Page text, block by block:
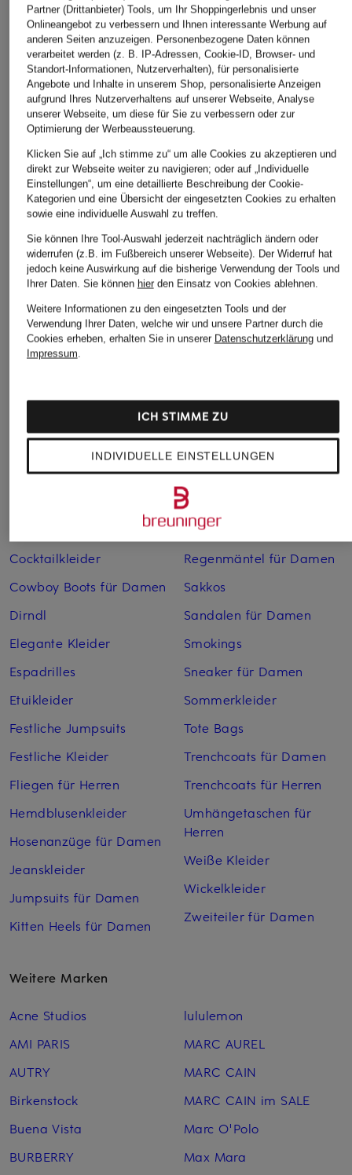
(THE MERCER) N.Y.
Hemdbluse aus
Leinen mit Lochspitze
CHF 209
Ursprünglich:CHF 269
lilienfels
Hemdbluse
CHF 109
Ursprünglich:CHF 199
Marc O'Polo
Leinen
CHF 60
Ursprünglich:CHF 119
Weitere Kategorien
Bademäntel für Herren
Bikinis für Damen
Cocktailkleider
Cowboy Boots für Damen
Dirndl
Elegante Kleider
Espadrilles
Etuikleider
Festliche Jumpsuits
Festliche Kleider
Fliegen für Herren
Hemdblusenkleider
Hosenanzüge für Damen
Jeanskleider
Jumpsuits für Damen
Kitten Heels für Damen
Lederjacken für Damen
Lederjacken für Herren
Leinenhosen für Herren
Leinenkleider
Maxikleider
Regenmäntel für Damen
Sakkos
Sandalen für Damen
Smokings
Sneaker für Damen
Sommerkleider
Tote Bags
Trenchcoats für Damen
Trenchcoats für Herren
Umhängetaschen für
Herren
Weiße Kleider
Wickelkleider
Zweiteiler für Damen
Weitere Marken
Acne Studios
AMI PARIS
AUTRY
Birkenstock
Buena Vista
BURBERRY
lululemon
MARC AUREL
MARC CAIN
MARC CAIN im SALE
Marc O'Polo
Max Mara
Partner (Drittanbieter) Tools, um Ihr Shoppingerlebnis und unser
Onlineangebot zu verbessern und Ihnen interessante Werbung auf
anderen Seiten anzuzeigen. Personenbezogene Daten können
verarbeitet werden (z. B. IP-Adressen, Cookie-ID, Browser- und
Standort-Informationen, Nutzerverhalten), für personalisierte
Angebote und Inhalte in unserem Shop, personalisierte Anzeigen
aufgrund Ihres Nutzerverhaltens auf unserer Webseite, Analyse
unserer Webseite, um diese für Sie zu verbessern oder zur
Optimierung der Werbeaussteuerung.
Klicken Sie auf „Ich stimme zu“ um alle Cookies zu akzeptieren und
direkt zur Webseite weiter zu navigieren; oder auf „Individuelle
Einstellungen“, um eine detaillierte Beschreibung der Cookie-
Kategorien und eine Übersicht der eingesetzten Cookies zu erhalten
sowie eine individuelle Auswahl zu treffen.
Sie können Ihre Tool-Auswahl jederzeit nachträglich ändern oder
widerrufen (z.B. im Fußbereich unserer Webseite). Der Widerruf hat
jedoch keine Auswirkung auf die bisherige Verwendung der Tools und
Ihrer Daten. Sie können hierden Einsatz von Cookies ablehnen.
Weitere Informationen zu den eingesetzten Tools und der
Verwendung Ihrer Daten, welche wir und unsere Partner durch die
Cookies erheben, erhalten Sie in unserer Datenschutzerklärungund
Impressum.
INDIVIDUELLE EINSTELLUNGEN
ICH STIMME ZU